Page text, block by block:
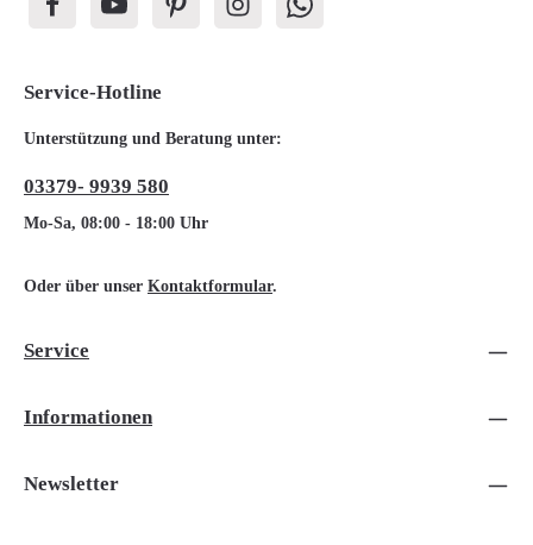
Service-Hotline
Unterstützung und Beratung unter:
03379- 9939 580
Mo-Sa, 08:00 - 18:00 Uhr
Oder über unser Kontaktformular.
Service
Informationen
Newsletter